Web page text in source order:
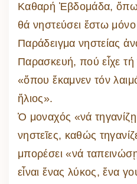
Καθαρή Ἑβδομάδα,
θά νηστεύσει ἔστω
Παράδειγμα νηστείας
Παρασκευή, πού εἶχε τή
«ὅπου ἔκαμνεν τόν
ἥλιος».
Ὁ μοναχός «νά
νηστεῖες, καθώς
μπορέσει «νά
εἶναι ἕνας λύκος, ἕνα